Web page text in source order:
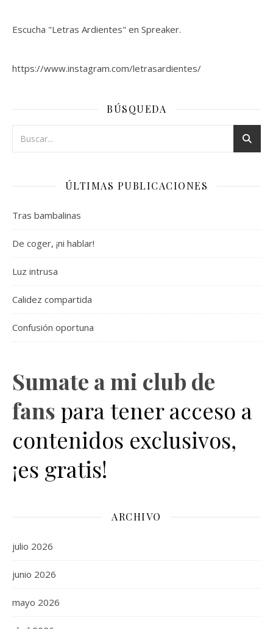
Escucha "Letras Ardientes" en Spreaker.
https://www.instagram.com/letrasardientes/
BÚSQUEDA
ÚLTIMAS PUBLICACIONES
Tras bambalinas
De coger, ¡ni hablar!
Luz intrusa
Calidez compartida
Confusión oportuna
Sumate a mi club de
fans para tener acceso a
contenidos exclusivos,
¡es gratis!
ARCHIVO
julio 2026
junio 2026
mayo 2026